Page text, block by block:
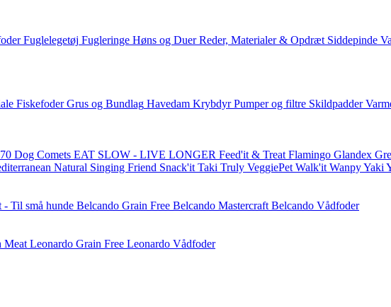
Fuglelegetøj Fugleringe Høns og Duer Reder, Materialer & Opdræt Siddepinde
Fiskefoder Grus og Bundlag Havedam Krybdyr Pumper og filtre Skildpadder
Dog Comets EAT SLOW - LIVE LONGER Feed'it & Treat Flamingo Glandex
Natural Singing Friend Snack'it Taki Truly VeggiePet Walk'it WanpyYaki
- Til små hunde Belcando Grain Free Belcando Mastercraft Belcando Vådfoder
Meat Leonardo Grain Free Leonardo Vådfoder